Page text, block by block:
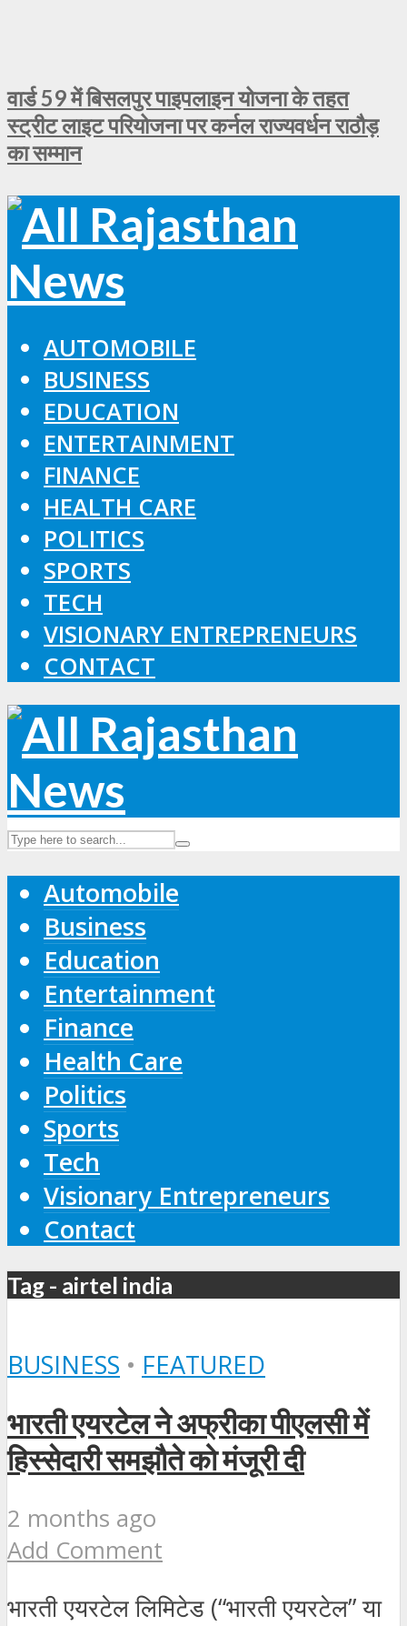
वार्ड 59 में बिसलपुर पाइपलाइन योजना के तहत
स्ट्रीट लाइट परियोजना पर कर्नल राज्यवर्धन राठौड़
का सम्मान
AUTOMOBILE
BUSINESS
EDUCATION
ENTERTAINMENT
FINANCE
HEALTH CARE
POLITICS
SPORTS
TECH
VISIONARY ENTREPRENEURS
CONTACT
Automobile
Business
Education
Entertainment
Finance
Health Care
Politics
Sports
Tech
Visionary Entrepreneurs
Contact
Tag - airtel india
BUSINESS • FEATURED
भारती एयरटेल ने अफ्रीका पीएलसी में
हिस्सेदारी समझौते को मंजूरी दी
2 months ago
Add Comment
भारती एयरटेल लिमिटेड (“भारती एयरटेल” या